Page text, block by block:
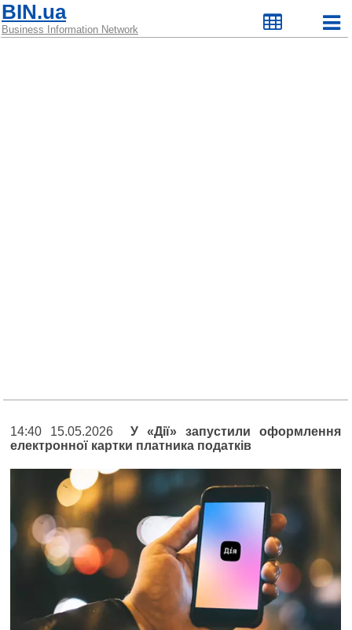
BIN.ua
Business Information Network
14:40 15.05.2026 У «Дії» запустили оформлення
електронної картки платника податків